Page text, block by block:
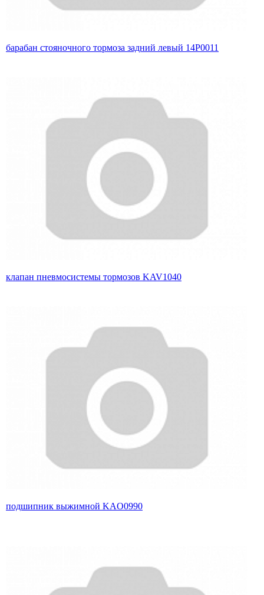
барабан стояночного тормоза задний левый 14P0011
клапан пневмосистемы тормозов KAV1040
подшипник выжимной KAO0990